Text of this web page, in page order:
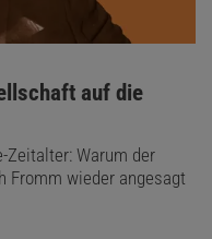
auf die
Zeitalter: Warum der
Fromm wieder angesagt